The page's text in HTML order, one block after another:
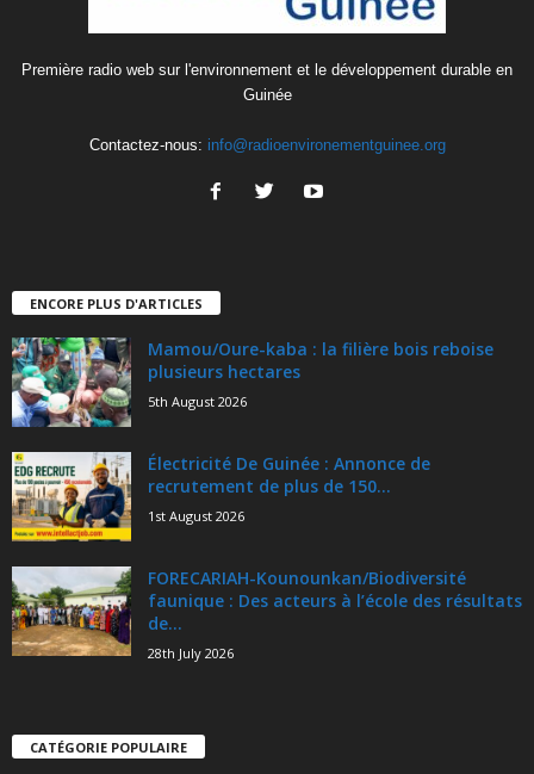
Première radio web sur l'environnement et le développement durable en
Guinée
Contactez-nous: info@radioenvironementguinee.org
ENCORE PLUS D'ARTICLES
Mamou/Oure-kaba : la filière bois reboise
plusieurs hectares
5th August 2026
Électricité De Guinée : Annonce de
recrutement de plus de 150...
1st August 2026
FORECARIAH-Kounounkan/Biodiversité
faunique : Des acteurs à l’école des résultats
de...
28th July 2026
CATÉGORIE POPULAIRE